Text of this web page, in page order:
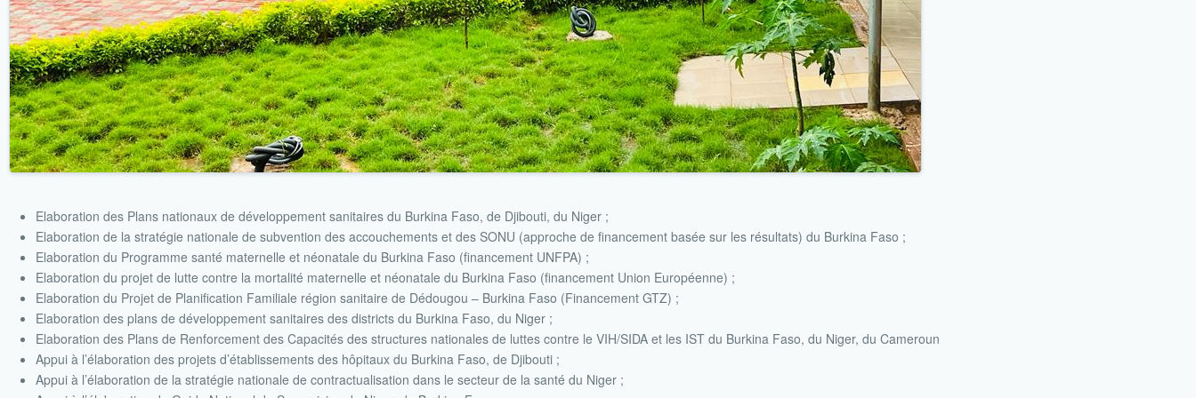
Elaboration des Plans nationaux de développement sanitaires du Burkina Faso, de Djibouti, du Niger ;
Elaboration de la stratégie nationale de subvention des accouchements et des SONU (approche de financement basée sur les résultats) du Burkina Faso ;
Elaboration du Programme santé maternelle et néonatale du Burkina Faso (financement UNFPA) ;
Elaboration du projet de lutte contre la mortalité maternelle et néonatale du Burkina Faso (financement Union Européenne) ;
Elaboration du Projet de Planification Familiale région sanitaire de Dédougou – Burkina Faso (Financement GTZ) ;
Elaboration des plans de développement sanitaires des districts du Burkina Faso, du Niger ;
Elaboration des Plans de Renforcement des Capacités des structures nationales de luttes contre le VIH/SIDA et les IST du Burkina Faso, du Niger, du Cameroun
Appui à l’élaboration des projets d’établissements des hôpitaux du Burkina Faso, de Djibouti ;
Appui à l’élaboration de la stratégie nationale de contractualisation dans le secteur de la santé du Niger ;